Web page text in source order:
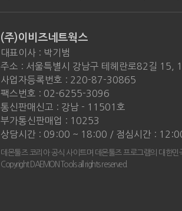
(주)이비즈네트웍스
대표이사 : 박기범
주소 : 서울특별시 강남구 테헤란로82길 15,
사업자등록번호 : 220-87-30865
팩스번호 : 02-6255-3096
통신판매신고 : 강남 - 11501호
부가통신판매업 : 10253
상담시간 : 09:00 ~ 18:00 / 점심시간 :
데몬툴즈 코리아 공식 사이트며 데몬툴즈 프로그램의 대한
Copyright DAEMON Tools all rights reserved.